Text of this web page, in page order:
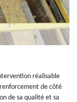
réalisable
de côté
de sa qualité et sa